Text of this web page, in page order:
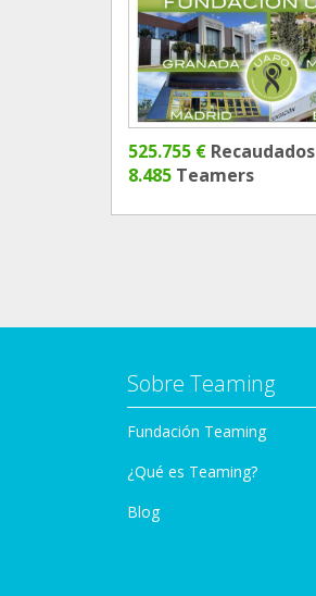
525.755 € Recaudados
8.485 Teamers
Sobre Teaming
Fundación Teaming
¿Qué es Teaming?
Blog